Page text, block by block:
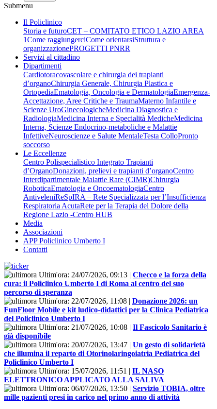
Submenu
Il Policlinico
Storia e futuroCET – COMITATO ETICO LAZIO AREA
1Come raggiungerciCome orientarsiStruttura e
organizzazionePROGETTI PNRR
Servizi al cittadino
Dipartimenti
Cardiotoracovascolare e chirurgia dei trapianti
d’organoChirurgia Generale, Chirurgia Plastica e
OrtopediaEmatologia, Oncologia e DermatologiaEmergenza-
Accettazione, Aree Critiche e TraumaMaterno Infantile e
Scienze UroGinecologicheMedicina Diagnostica e
RadiologiaMedicina Interna e Specialità MedicheMedicina
Interna, Scienze Endocrino-metaboliche e Malattie
InfettiveNeuroscienze e Salute MentaleTesta ColloPronto
soccorso
Le Eccellenze
Centro Polispecialistico Integrato Trapianti
d’OrganoDonazioni, prelievi e trapianti d’organoCentro
Interdipartimentale Malattie Rare (CIMR)Chirurgia
RoboticaEmatologia e OncoematologiaCentro
AntiveleniReSpIRA – Rete Specializzata per l’Insufficienza
Respiratoria AcutaRete per la Terapia del Dolore della
Regione Lazio -Centro HUB
Media
Associazioni
APP Policlinico Umberto I
Contatti
Ultim'ora: 24/07/2026, 09:13 | Checco e la forza della
cura: il Policlinico Umberto I di Roma al centro del suo
percorso di speranza
Ultim'ora: 22/07/2026, 11:08 | Donazione 2026: un
FunFloor Mobile e kit ludico-didattici per la Clinica Pediatrica
del Policlinico Umberto I
Ultim'ora: 21/07/2026, 10:08 | Il Fascicolo Sanitario è
già disponibile
Ultim'ora: 20/07/2026, 13:47 | Un gesto di solidarietà
che illumina il reparto di Otorinolaringoiatria Pediatrica del
Policlinico Umberto I
Ultim'ora: 15/07/2026, 11:51 | IL NASO
ELETTRONICO APPLICATO ALLA SALIVA
Ultim'ora: 06/07/2026, 13:50 | Servizio TOBIA, oltre
mille pazienti presi in carico nel primo anno di attività